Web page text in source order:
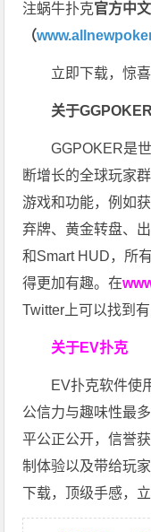
注蜗牛扑克官方中
（
立即下载，惊
关于GGPOKER
GGPOKER是
断增长的全球玩家
游戏和功能，例如
弃牌、黄金转盘、
和Smart HUD，所
得更加有趣。在
Twitter上可以找到
关于EV扑克
EV扑克软件使
公信力与趣味性最
平公正公开，信誉
制体验以及带给玩
下载，顶级手感，